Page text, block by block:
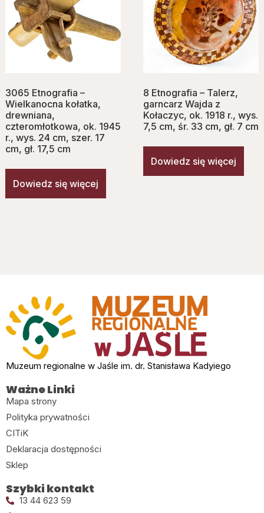
3065 Etnografia –
Wielkanocna kołatka,
drewniana,
czteromłotkowa, ok. 1945
r., wys. 24 cm, szer. 17
cm, gł. 17,5 cm
Dowiedz się więcej
8 Etnografia – Talerz,
garncarz Wajda z
Kołaczyc, ok. 1918 r., wys.
7,5 cm, śr. 33 cm, gł. 7 cm
Dowiedz się więcej
Muzeum regionalne w Jaśle im. dr. Stanisława Kadyiego
Ważne Linki
Mapa strony
Polityka prywatności
CITiK
Deklaracja dostępności
Sklep
Szybki kontakt
13 44 623 59